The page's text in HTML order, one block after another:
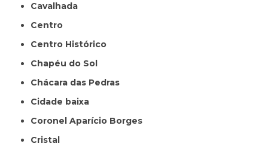
Cavalhada
Centro
Centro Histórico
Chapéu do Sol
Chácara das Pedras
Cidade baixa
Coronel Aparício Borges
Cristal